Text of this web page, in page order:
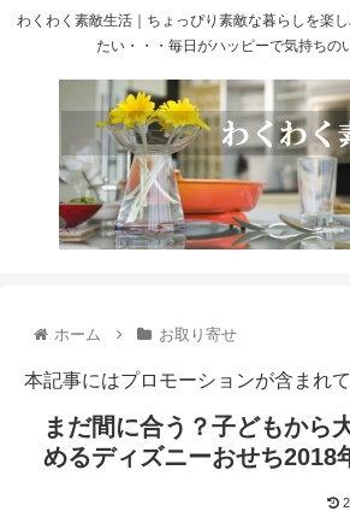
わくわく素敵生活｜ちょっぴり素敵な暮らしを楽
たい・・・毎日がハッピーで気持ちの
ホーム お取り寄せ
本記事にはプロモーションが含まれ
まだ間に合う？子どもから
めるディズニーおせち2018